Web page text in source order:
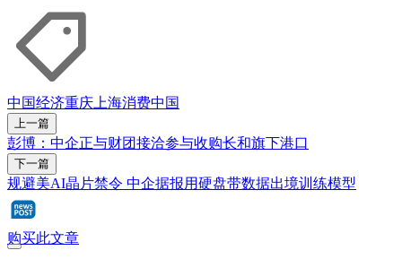
中国经济重庆 上海消费中国
上一篇
彭博：中企正与财团接洽参与收购长和旗下港口
下一篇
规避美AI晶片禁令 中企据报用硬盘带数据出境训练模型
购买此文章